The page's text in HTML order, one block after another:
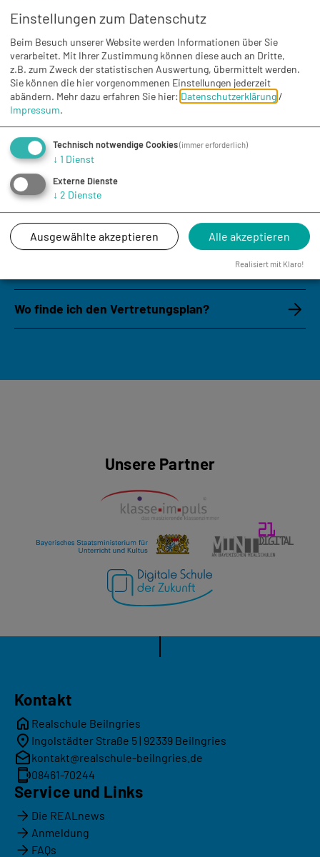
Wie melde ich mein Kind krank?
Darf das Schulgelände verlassen werden?
Findet Nachmittagsunterricht statt?
Gibt es einen Pausenverkauf?
Gibt es eine Schülerbücherei?
Wo finde ich die Sprechzeiten der
Lehrkräfte?
Wie sind die Unterrichtszeiten an der ARB?
Wo finde ich den Vertretungsplan?
Unsere Partner
Kontakt
Realschule Beilngries
Ingolstädter Straße 5 | 92339 Beilngries
kontakt@realschule-beilngries.de
08461-70244
Service und Links
Die REALnews
Anmeldung
FAQs
Einstellungen zum Datenschutz
Beim Besuch unserer Website werden Informationen über Sie
verarbeitet. Mit Ihrer Zustimmung können diese auch an Dritte,
z.B. zum Zweck der statistischen Auswertung, übermittelt werden.
Sie können die hier vorgenommenen Einstellungen jederzeit
abändern. Mehr dazu erfahren Sie hier: Datenschutzerklärung /
Impressum.
Technisch notwendige Cookies(immer erforderlich)
↓ 1 Dienst
Externe Dienste
↓ 2 Dienste
Ausgewählte akzeptieren Alle akzeptieren
Realisiert mit Klaro!